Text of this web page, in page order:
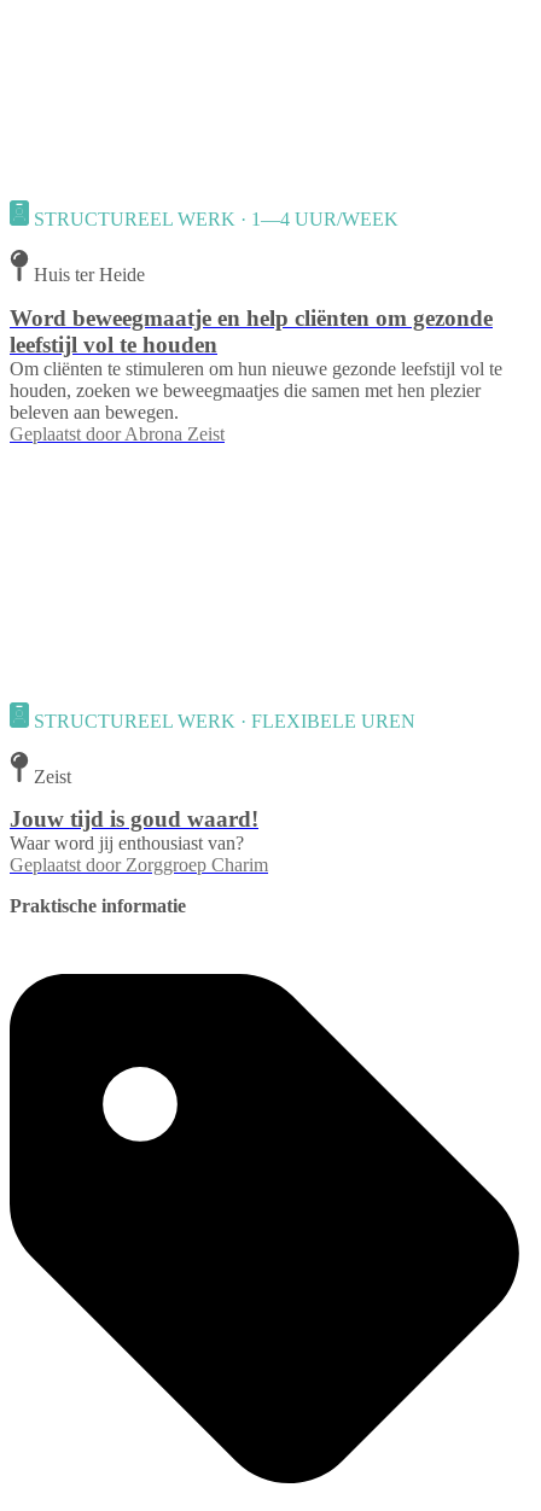
STRUCTUREEL WERK · 1—4 UUR/WEEK
Huis ter Heide
Word beweegmaatje en help cliënten om gezonde
leefstijl vol te houden
Om cliënten te stimuleren om hun nieuwe gezonde leefstijl vol te
houden, zoeken we beweegmaatjes die samen met hen plezier
beleven aan bewegen.
Geplaatst door Abrona Zeist
STRUCTUREEL WERK · FLEXIBELE UREN
Zeist
Jouw tijd is goud waard!
Waar word jij enthousiast van?
Geplaatst door Zorggroep Charim
Praktische informatie